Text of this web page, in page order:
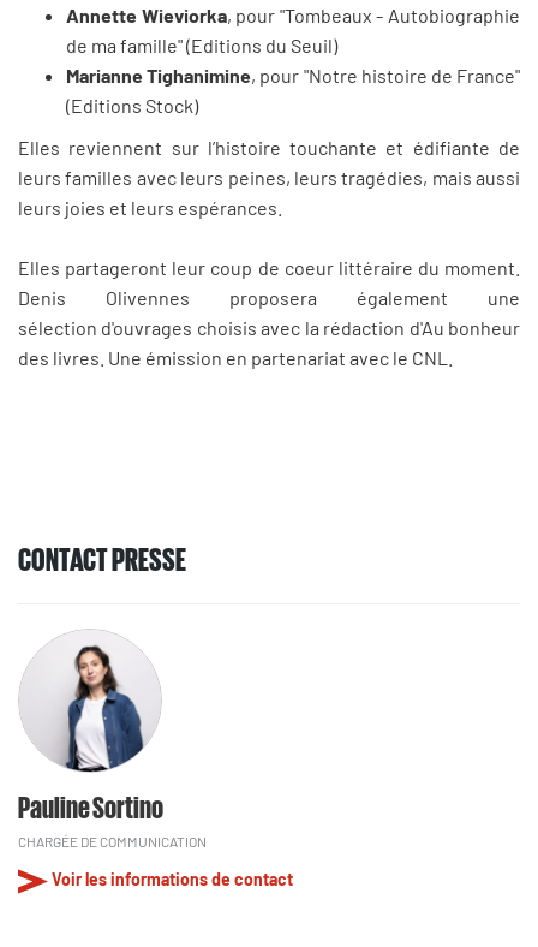
Annette Wieviorka, pour "Tombeaux - Autobiographie
de ma famille" (Editions du Seuil)
Marianne Tighanimine, pour "Notre histoire de France"
(Editions Stock)
Elles reviennent sur l’histoire touchante et édifiante de
leurs familles avec leurs peines, leurs tragédies, mais aussi
leurs joies et leurs espérances.
Elles partageront leur coup de coeur littéraire du moment.
Denis Olivennes proposera également une
sélection d'ouvrages choisis avec la rédaction d'Au bonheur
des livres. Une émission en partenariat avec le CNL.
CONTACT PRESSE
Pauline Sortino
CHARGÉE DE COMMUNICATION
Voir les informations de contact